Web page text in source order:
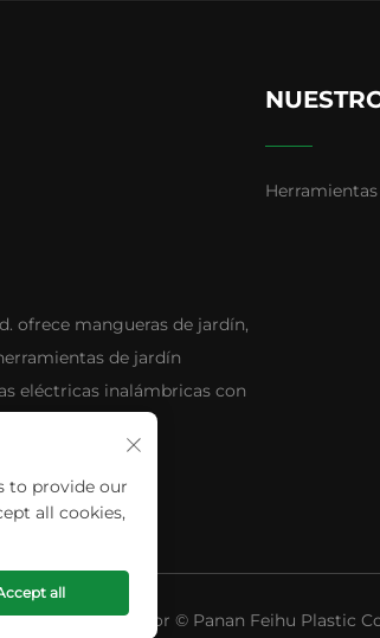
ofrece mangueras de jardín,
de jardín
eléctricas inalámbricas con
Derechos de Autor © Panan Feihu Plastic
to provide our
all cookies,
all